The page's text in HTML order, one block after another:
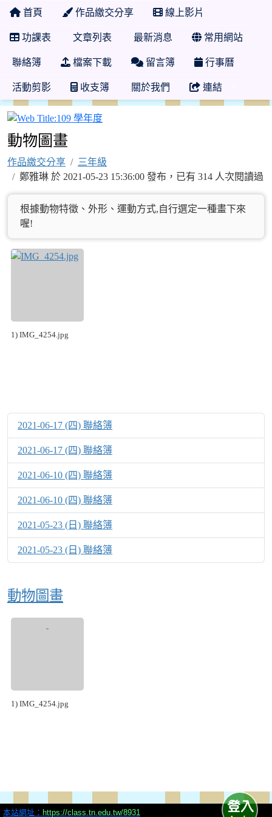
首頁 作品繳交分享 線上影片
功課表 文章列表 最新消息 常用網站
聯絡簿 檔案下載 留言簿 行事曆
活動剪影 收支簿 關於我們 連結
109 學年度
動物圖畫
作品繳交分享
三年級
鄭雅琳 於 2021-05-23 15:36:00 發布，已有 314 人次閱讀過
根據動物特徵、外形、運動方式,自行選定一種畫下來
喔!
1) IMG_4254.jpg
2021-06-17 (四) 聯絡簿
2021-06-17 (四) 聯絡簿
2021-06-10 (四) 聯絡簿
2021-06-10 (四) 聯絡簿
2021-05-23 (日) 聯絡簿
2021-05-23 (日) 聯絡簿
動物圖畫
1) IMG_4254.jpg
本站網址： https://class.tn.edu.tw/8931